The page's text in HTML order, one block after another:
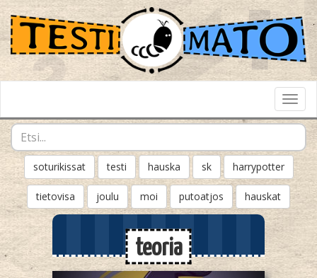
soturikissat testi hauska sk harrypotter
tietovisa joulu moi putoatjos hauskat
teoria